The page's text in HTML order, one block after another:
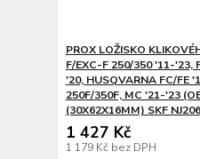
PROX LOŽISKO
F/EXC-F 250/350 '11-'23,
'20, HUSQVARNA FC/FE
250F/350F, MC '21-'23
(30X62X16MM) SKF NJ206
1 427 Kč
1 179 Kč bez DPH